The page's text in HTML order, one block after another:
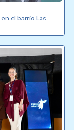
el barrio Las